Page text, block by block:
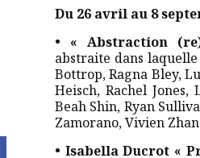
Du 26 avril au 8
• « Abstraction
abstraite dans
Bottrop, Ragna Bley,
Heisch, Rachel
Beah Shin, Ryan
Zamorano, Vivien
• Isabella Ducrot «